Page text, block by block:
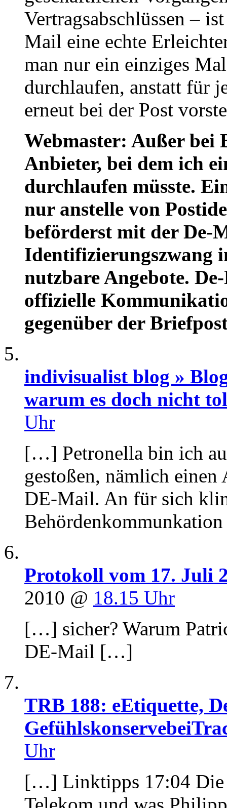
Vertragsabschlüssen –
Mail eine echte
man nur ein einziges
durchlaufen, anstatt für
erneut bei der Post
Webmaster: Außer bei
Anbieter, bei dem ich
durchlaufen müsste.
nur anstelle von
beförderst mit der De-
Identifizierungszwang
nutzbare Angebote.
offizielle
gegenüber der
indivisualist blog »
warum es doch nicht
Uhr
[…] Petronella bin ich
gestoßen, nämlich
DE-Mail. An für sich
Protokoll vom 17. Juli
2010 @ 18.15 Uhr
[…] sicher? Warum
DE-Mail […]
TRB 188: eEtiquette,
Uhr
[…] Linktipps 17:04 Die